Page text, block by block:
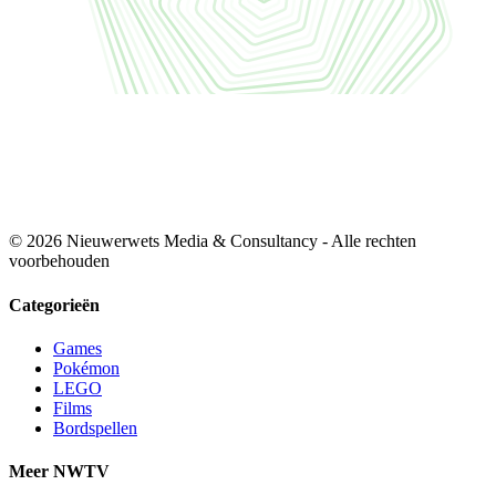
© 2026 Nieuwerwets Media & Consultancy - Alle rechten
voorbehouden
Categorieën
Games
Pokémon
LEGO
Films
Bordspellen
Meer NWTV